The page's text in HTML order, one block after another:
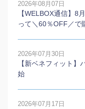
2026年08月07日
【WELBOX通信】8
って＼60％OFF／で
2026年07月30日
【新ベネフィット】
始
2026年07月17日